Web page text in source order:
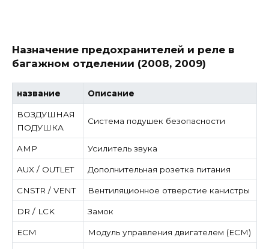
Назначение предохранителей и реле в
багажном отделении (2008, 2009)
название Описание
ВОЗДУШНАЯ
ПОДУШКА
Система подушек безопасности
AMP Усилитель звука
AUX / OUTLET Дополнительная розетка питания
CNSTR / VENT Вентиляционное отверстие канистры
DR / LCK Замок
ECM Модуль управления двигателем (ECM)